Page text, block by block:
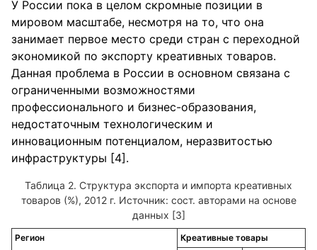
У России пока в целом скромные позиции в
мировом масштабе, несмотря на то, что она
занимает первое место среди стран с переходной
экономикой по экспорту креативных товаров.
Данная проблема в России в основном связана с
ограниченными возможностями
профессионального и бизнес-образования,
недостаточным технологическим и
инновационным потенциалом, неразвитостью
инфраструктуры [4].
Структура экспорта и импорта креативных
товаров (%), 2012 г. Источник: сост. авторами на основе
данных [3]
Регион
Креативные товары